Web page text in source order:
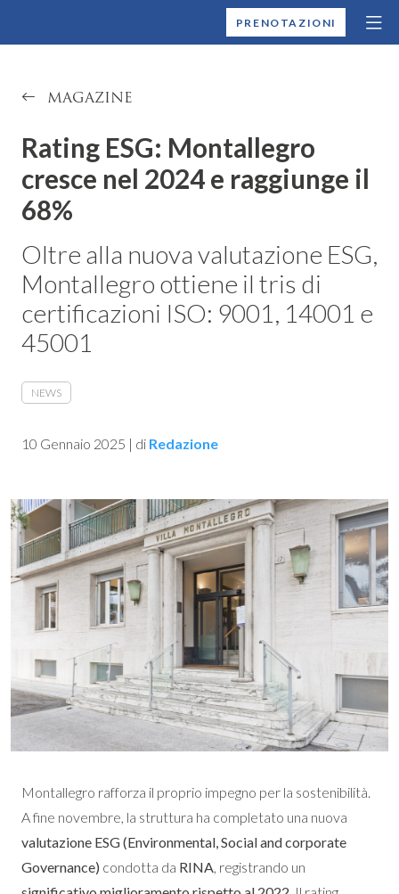
MONTALLEGROPRENOTAZIONI
MAGAZINE
Rating ESG: Montallegro
cresce nel 2024 e raggiunge il
68%
Oltre alla nuova valutazione ESG,
Montallegro ottiene il tris di
certificazioni ISO: 9001, 14001 e
45001
NEWS
10 Gennaio 2025 | di Redazione
Montallegro rafforza il proprio impegno per la sostenibilità.
A fine novembre, la struttura ha completato una nuova
valutazione ESG (Environmental, Social and corporate
Governance) condotta da RINA , registrando un